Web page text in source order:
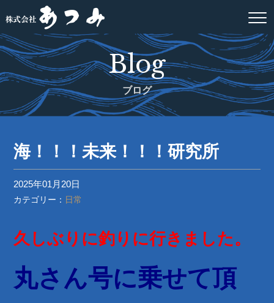
Blog
ブログ
海！！！未来！！！研究所
2025年01月20日
カテゴリー： 日常
久しぶりに釣りに行きました。
丸さん号に乗せて頂